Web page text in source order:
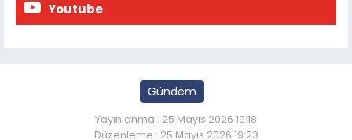
Youtube
Gündem
Yayınlanma : 25 Mayıs 2026 19:18
Düzenleme : 25 Mayıs 2026 19:23